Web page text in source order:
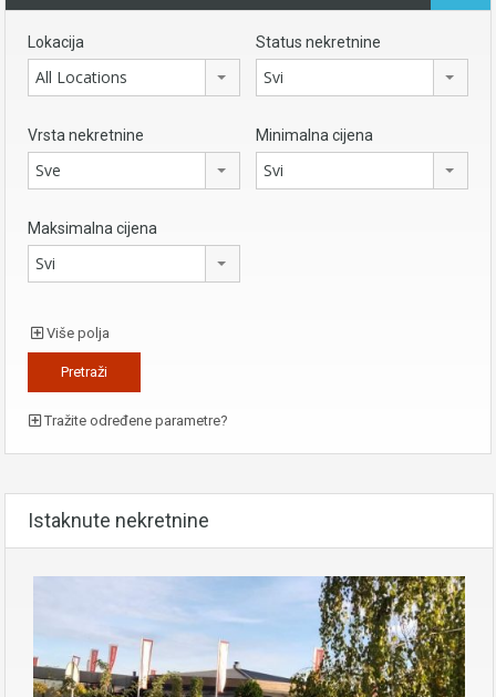
Lokacija
All Locations
Status nekretnine
Svi
Vrsta nekretnine
Sve
Minimalna cijena
Svi
Maksimalna cijena
Svi
Više polja
Tražite određene parametre?
Istaknute nekretnine